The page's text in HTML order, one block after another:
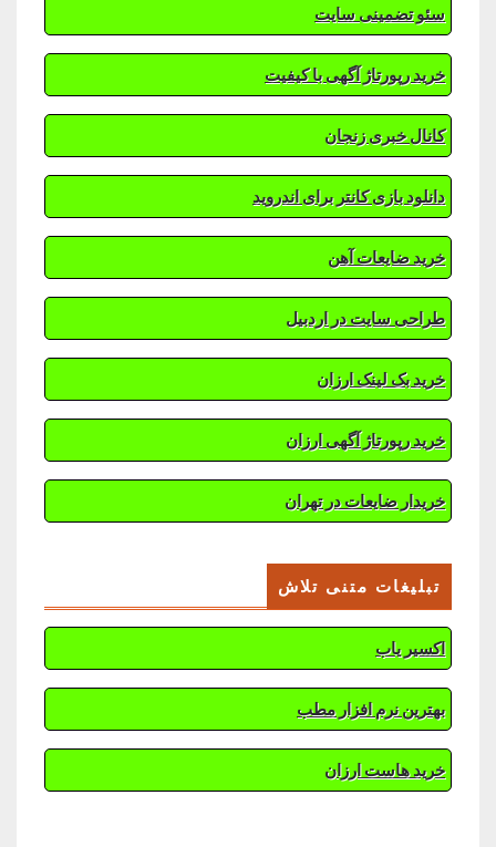
سئو تضمینی سایت
خرید رپورتاژ آگهی با کیفیت
کانال خبری زنجان
دانلود بازی کانتر برای اندروید
خرید ضایعات آهن
طراحی سایت در اردبیل
خرید بک لینک ارزان
خرید رپورتاژ آگهی ارزان
خریدار ضایعات در تهران
تبلیغات متنی تلاش
اکسیر یاب
بهترین نرم افزار مطب
خرید هاست ارزان